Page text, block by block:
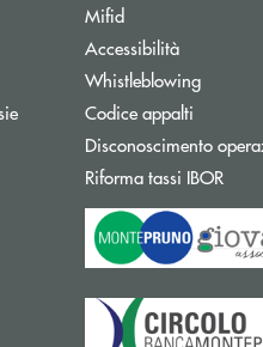
nuova finestra
Mifid
Accessibilità
Whistleblowing
Codice appalti
Disconoscimento
Riforma tassi IBORApre